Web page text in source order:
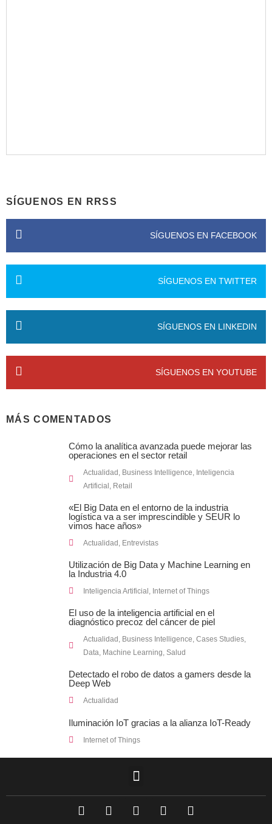
SÍGUENOS EN RRSS
SÍGUENOS EN FACEBOOK
SÍGUENOS EN TWITTER
SÍGUENOS EN LINKEDIN
SÍGUENOS EN YOUTUBE
MÁS COMENTADOS
Cómo la analítica avanzada puede mejorar las
operaciones en el sector retail
Actualidad , Business Intelligence, Inteligencia
Artificial , Retail
«El Big Data en el entorno de la industria
logística va a ser imprescindible y SEUR lo
vimos hace años»
Actualidad , Entrevistas
Utilización de Big Data y Machine Learning en
la Industria 4.0
Inteligencia Artificial , Internet of Things
El uso de la inteligencia artificial en el
diagnóstico precoz del cáncer de piel
Actualidad , Business Intelligence, Cases Studies,
Data, Machine Learning, Salud
Detectado el robo de datos a gamers desde la
Deep Web
Actualidad
Iluminación IoT gracias a la alianza IoT-Ready
Internet of Things
F
a
L
i
T
w
I
n
Y
o